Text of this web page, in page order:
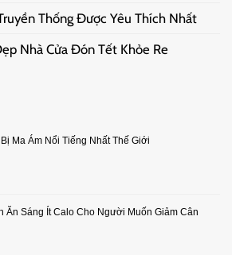
Thống Được Yêu Thích Nhất
Nhà Cửa Đón Tết Khỏe Re
Ma Ám Nổi Tiếng Nhất Thế Giới
Ăn Sáng Ít Calo Cho Người Muốn Giảm Cân